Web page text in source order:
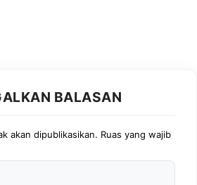
BALASAN
akan dipublikasikan. Ruas yang wajib